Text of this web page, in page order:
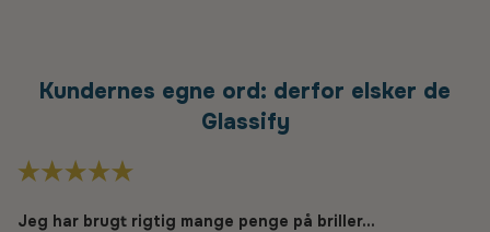
Kundernes egne ord: derfor elsker de
Glassify
Jeg har brugt rigtig mange penge på briller...